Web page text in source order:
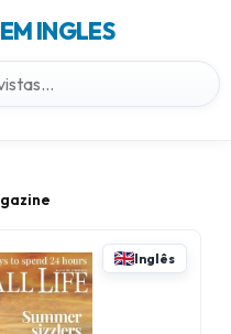
EM INGLES
Inglês